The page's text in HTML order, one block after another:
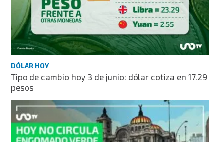
DÓLAR HOY
Tipo de cambio hoy 3 de junio: dólar cotiza en 17.29
pesos